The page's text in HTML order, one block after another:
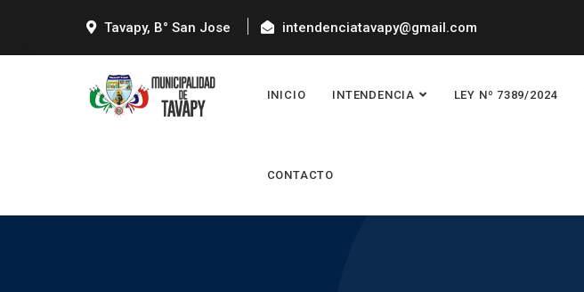
Tavapy, B° San Jose intendenciatavapy@gmail.com
INICIO INTENDENCIA LEY Nº 7389/2024
CONTACTO